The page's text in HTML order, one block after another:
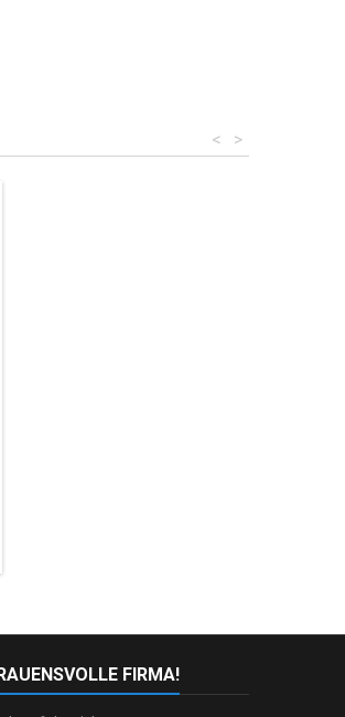
>
<
FIRMA!